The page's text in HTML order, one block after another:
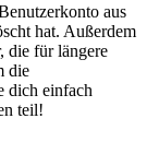
aus
hat. Außerdem
die für längere
die
dich einfach
teil!